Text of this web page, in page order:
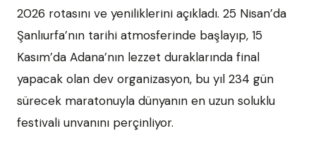
2026 rotasını ve yeniliklerini açıkladı. 25 Nisan’da
Şanlıurfa’nın tarihi atmosferinde başlayıp, 15
Kasım’da Adana’nın lezzet duraklarında final
yapacak olan dev organizasyon, bu yıl 234 gün
sürecek maratonuyla dünyanın en uzun soluklu
festivali unvanını perçinliyor.